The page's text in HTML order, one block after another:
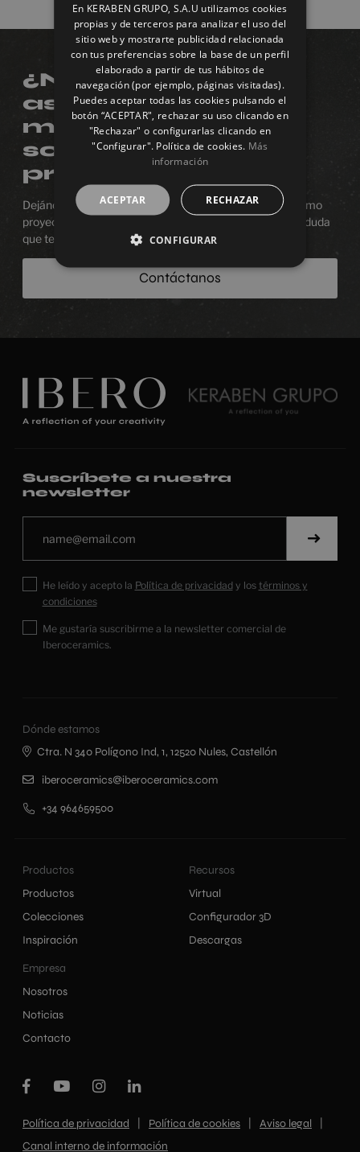
¿Necesitas
asesoramiento o
más información
sobre algún
producto?
Dejános estar junto a ti en el proceso de diseñar tu próximo
proyecto. Estaremos encantados de resolver cualquier duda
que tengas.
Contáctanos
Suscríbete a nuestra
newsletter
He leído y acepto la Política de privacidady los términos y
condiciones
Me gustaría suscribirme a la newsletter comercial de
Iberoceramics.
Productos
Productos
Colecciones
Inspiración
Recursos
Virtual
Configurador 3D
Descargas
Empresa
Nosotros
Noticias
Contacto
Dónde estamos
Ctra. N 340 Polígono Ind, 1, 12520 Nules, Castellón
iberoceramics@iberoceramics.com
+34 964659500
Política de privacidad Política de cookies Aviso legal
Canal interno de información
ENGLISH
FRENCH
GERMAN
En KERABEN GRUPO, S.A.U utilizamos cookies
propias y de terceros para analizar el uso del
sitio web y mostrarte publicidad relacionada
con tus preferencias sobre la base de un perfil
elaborado a partir de tus hábitos de
navegación (por ejemplo, páginas visitadas).
Puedes aceptar todas las cookies pulsando el
botón “ACEPTAR", rechazar su uso clicando en
"Rechazar" o configurarlas clicando en
"Configurar". Política de cookies. Más
información
ACEPTAR RECHAZAR
CONFIGURAR